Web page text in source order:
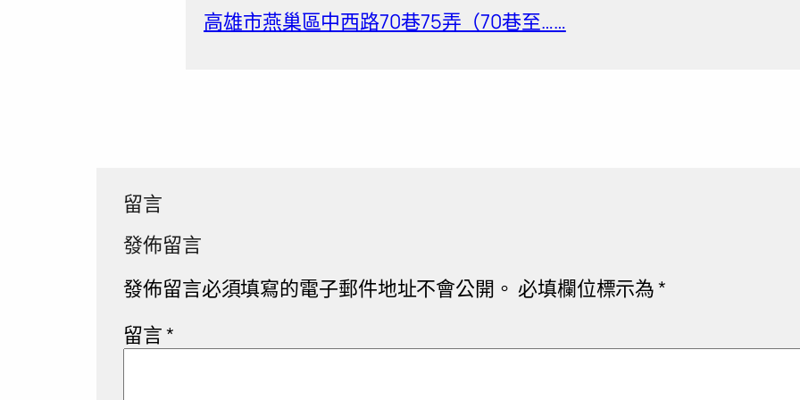
高雄市燕巢區中西路70巷75弄（70巷至……
留言
發佈留言
發佈留言必須填寫的電子郵件地址不會公開。 必填欄位標示為*
留言*